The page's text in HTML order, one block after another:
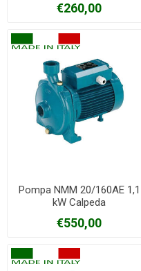
€260,00
Pompa NMM 20/160AE 1,1
kW Calpeda
€550,00